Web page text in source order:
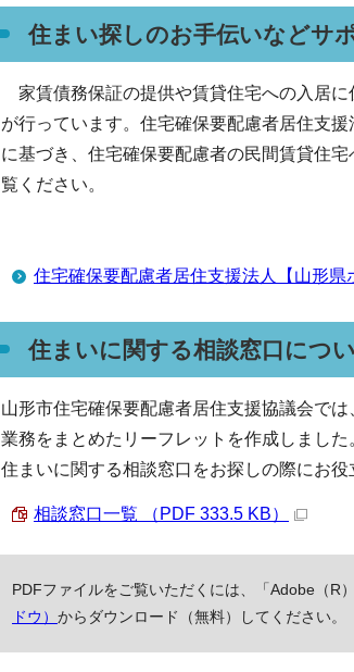
住まい探しのお手伝いなどサ
家賃債務保証の提供や賃貸住宅への入居に
が行っています。住宅確保要配慮者居住支
に基づき、住宅確保要配慮者の民間賃貸住
覧ください。
住宅確保要配慮者居住支援法人【山形県
住まいに関する相談窓口につ
山形市住宅確保要配慮者居住支援協議会で
業務をまとめたリーフレットを作成しました
住まいに関する相談窓口をお探しの際にお役
相談窓口一覧 （PDF 333.5 KB）
PDFファイルをご覧いただくには、「Adobe（R
ドウ） からダウンロード（無料）してください。